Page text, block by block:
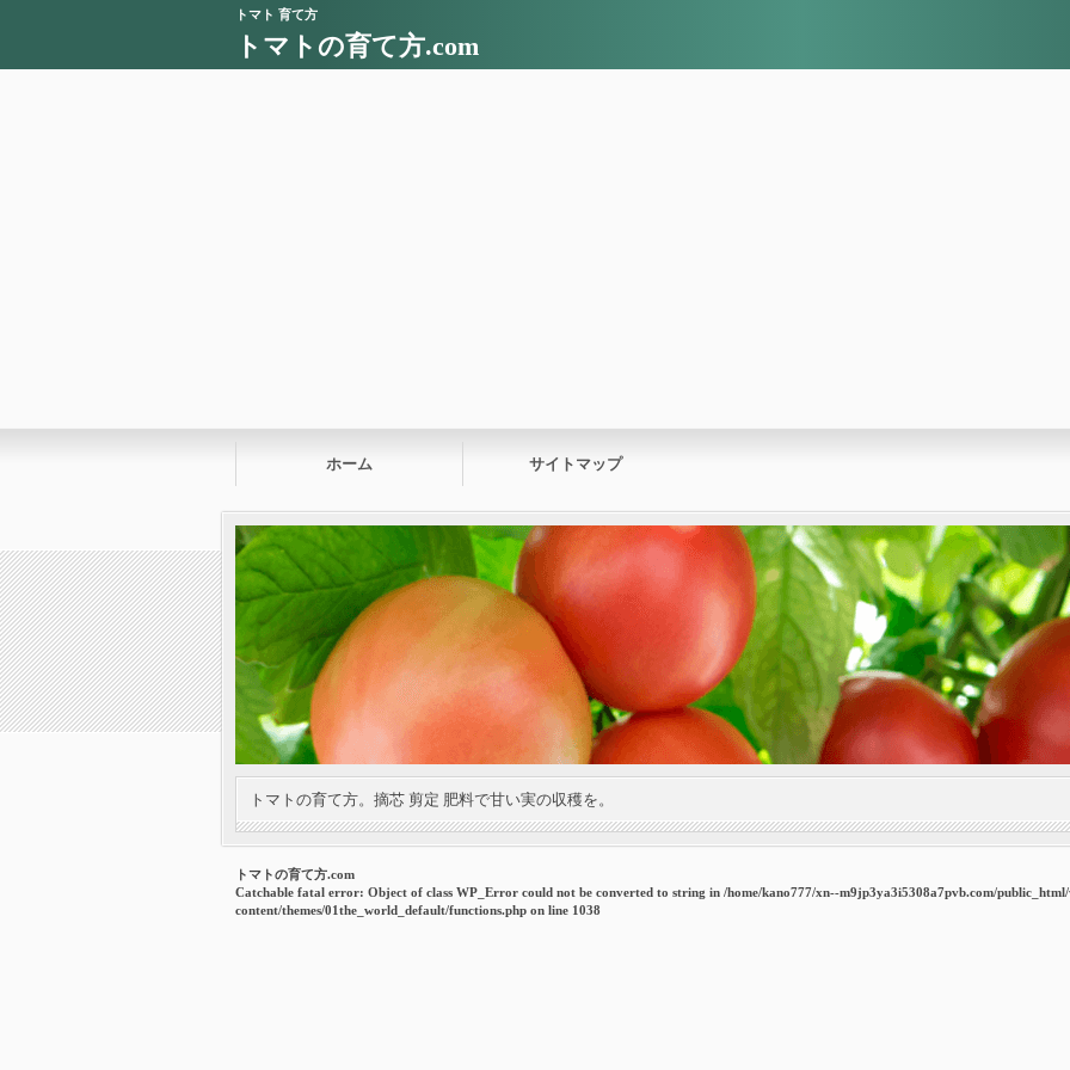
トマト 育て方
トマトの育て方.com
ホーム サイトマップ
トマトの育て方。摘芯 剪定 肥料で甘い実の収穫を。
トマトの育て方.com
Catchable fatal error: Object of class WP_Error could not be converted to string in /home/kano777/xn--m9jp3ya3i5308a7pvb.com/
content/themes/01the_world_default/functions.php on line 1038